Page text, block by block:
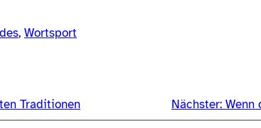
, Wortsport
Traditionen Nächster: Wenn